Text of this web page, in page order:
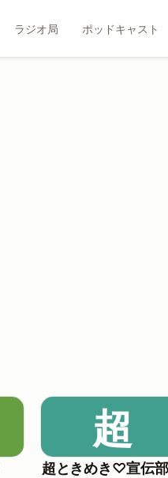
ラジオ局 ポッドキャスト
超